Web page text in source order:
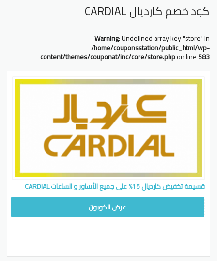
كود خصم كارديال CARDIAL
Warning: Undefined array key "store" in
/home/couponsstation/public_html/wp-
content/themes/couponat/inc/core/store.phpon line583
قسيمة تخفيض كارديال 15% على جميع الأساور و الساعات CARDIAL
عرض الكوبون